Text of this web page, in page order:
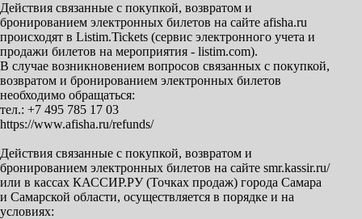
Действия связанные с покупкой, возвратом и
бронированием электронных билетов на сайте afisha.ru
происходят в Listim.Tickets (сервис электронного учета и
продажи билетов на мероприятия - listim.com).
В случае возникновением вопросов связанных с покупкой,
возвратом и бронированием электронных билетов
необходимо обращаться:
тел.: +7 495 785 17 03
https://www.afisha.ru/refunds/
Действия связанные с покупкой, возвратом и
бронированием электронных билетов на сайте smr.kassir.ru/
или в кассах КАССИР.РУ (Точках продаж) города Самара
и Самарской области, осуществляется в порядке и на
условиях: